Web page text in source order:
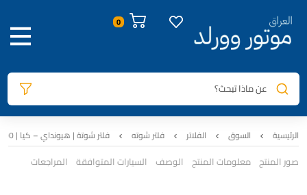
عن ماذا تبحث؟
الرئيسية السوق الفلاتر فلتر شوته فلتر شوتة | هيونداي – كيا | KEEP | 28113-L1000
صور المنتج معلومات المنتج الوصف السيارات المتوافقة المراجعات